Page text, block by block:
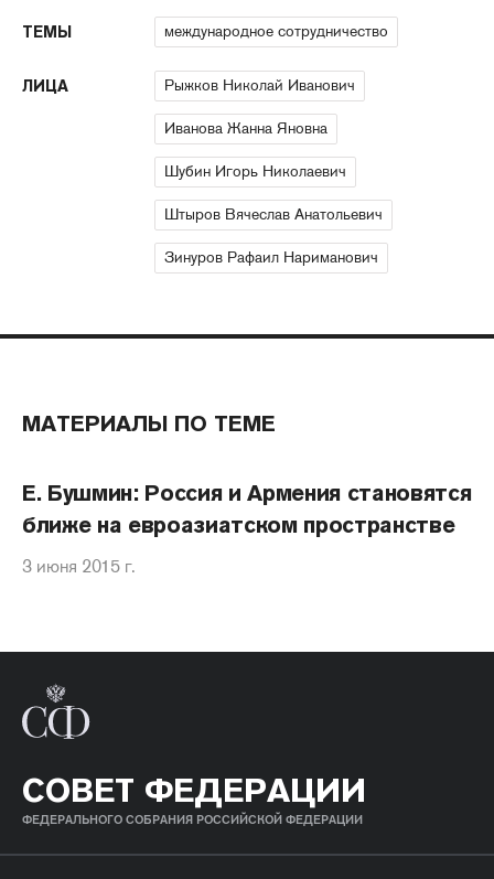
ТЕМЫ международное сотрудничество
ЛИЦА Рыжков Николай Иванович
Иванова Жанна Яновна
Шубин Игорь Николаевич
Штыров Вячеслав Анатольевич
Зинуров Рафаил Нариманович
МАТЕРИАЛЫ ПО ТЕМЕ
Е. Бушмин: Россия и Армения становятся
ближе на евроазиатском пространстве
3 июня 2015 г.
СОВЕТ ФЕДЕРАЦИИ
ФЕДЕРАЛЬНОГО СОБРАНИЯ РОССИЙСКОЙ ФЕДЕРАЦИИ